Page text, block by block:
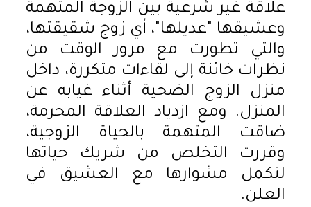
علاقة غير شرعية بين الزوجة المتهمة
وعشيقها "عديلها"، أي زوج شقيقتها،
والتي تطورت مع مرور الوقت من
نظرات خائنة إلى لقاءات متكررة، داخل
منزل الزوج الضحية أثناء غيابه عن
المنزل. ومع ازدياد العلاقة المحرمة،
ضاقت المتهمة بالحياة الزوجية،
وقررت التخلص من شريك حياتها
لتكمل مشوارها مع العشيق في
العلن.